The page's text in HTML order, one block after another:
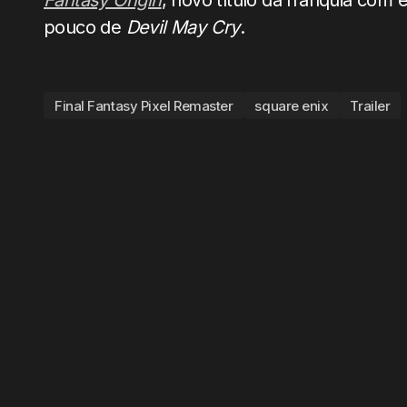
pouco de Devil May Cry.
Final Fantasy Pixel Remaster square enix Trailer